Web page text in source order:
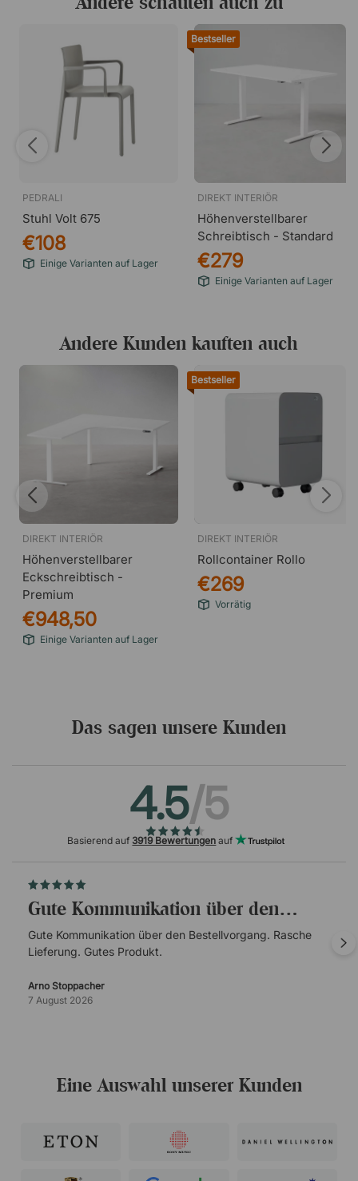
PEDRALI
Stuhl Volt 675
€108
Einige Varianten auf Lager
Bestseller
DIREKT INTERIÖR
Höhenverstellbarer
Schreibtisch - Standard
€279
Einige Varianten auf Lager
Andere Kunden kauften auch
DIREKT INTERIÖR
Höhenverstellbarer
Eckschreibtisch -
Premium
€948,50
Einige Varianten auf Lager
Bestseller
DIREKT INTERIÖR
Rollcontainer Rollo
€269
Vorrätig
Das sagen unsere Kunden
4.5/5
Basierend auf 3919 Bewertungen auf
Gute Kommunikation über den…
Gute Kommunikation über den Bestellvorgang. Rasche
Lieferung. Gutes Produkt.
Arno Stoppacher
7 August 2026
Eine Auswahl unserer Kunden